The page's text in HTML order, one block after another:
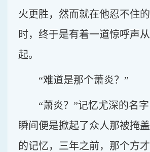
火更胜，然而就在他忍不住
时，终于是有着一道惊呼声
起。
“难道是那个萧炎？”
“萧炎？”记忆尤深的名
瞬间便是掀起了众人那被掩
的记忆，三年之前，那个方